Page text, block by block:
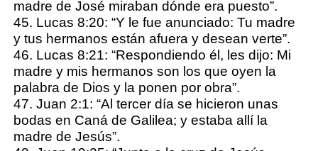
madre de José miraban dónde era puesto”.
45. Lucas 8:20: “Y le fue anunciado: Tu madre
y tus hermanos están afuera y desean verte”.
46. Lucas 8:21: “Respondiendo él, les dijo: Mi
madre y mis hermanos son los que oyen la
palabra de Dios y la ponen por obra”.
47. Juan 2:1: “Al tercer día se hicieron unas
bodas en Caná de Galilea; y estaba allí la
madre de Jesús”.